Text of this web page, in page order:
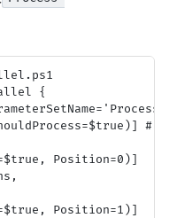
{
#
Position=0)]
Position=1)]